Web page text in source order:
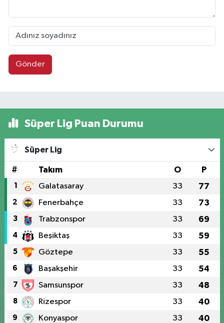
Gönder
Süper Lig Puan Durumu
Süper Lig
# Takım O P
1 Galatasaray 33 77
2 Fenerbahçe 33 73
3 Trabzonspor 33 69
4 Beşiktaş 33 59
5 Göztepe 33 55
6 Başakşehir 33 54
7 Samsunspor 33 48
8 Rizespor 33 40
9 Konyaspor 33 40